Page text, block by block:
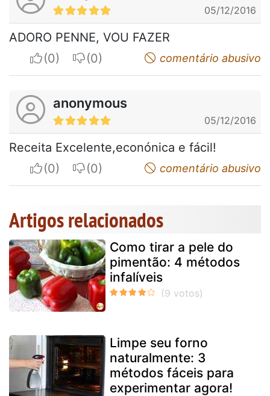
05/12/2016
ADORO PENNE, VOU FAZER
I apreciateI do not appreciatecomentário abusivo
anonymous
05/12/2016
Receita Excelente,econónica e fácil!
I apreciateI do not appreciatecomentário abusivo
Artigos relacionados
Como tirar a pele do
pimentão: 4 métodos
infalíveis
Limpe seu forno
naturalmente: 3
métodos fáceis para
experimentar agora!